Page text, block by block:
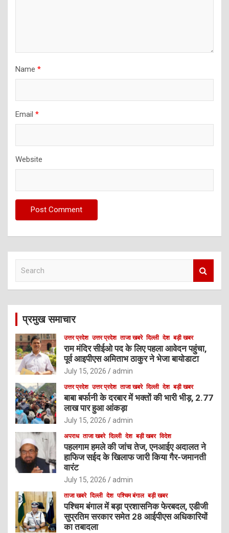
Name *
Email *
Website
c
प्रमुख समाचार
उत्तर प्रदेश उत्तर प्रदेश ताजा खबरे दिल्ली देश बड़ी खबर
राम मंदिर सीईओ पद के लिए पहला आवेदन पहुंचा,
पूर्व आइपीएस अमिताभ ठाकुर ने भेजा बायोडाटा
July 15, 2026 admin
उत्तर प्रदेश उत्तर प्रदेश ताजा खबरे दिल्ली देश बड़ी खबर
बाबा बर्फानी के दरबार में भक्तों की भारी भीड़, 2.77
लाख पार हुआ आंकड़ा
July 15, 2026 admin
अपराध ताजा खबरे दिल्ली देश बड़ी खबर विदेश
पहलगाम हमले की जांच तेज, एनआईए अदालत ने
हाफिज सईद के खिलाफ जारी किया गैर-जमानती
वारंट
July 15, 2026 admin
ताजा खबरे दिल्ली देश पश्चिम बंगाल बड़ी खबर
पश्चिम बंगाल में बड़ा प्रशासनिक फेरबदल, एडीजी
सुप्रतिम सरकार समेत 28 आईपीएस अधिकारियों
का तबादला